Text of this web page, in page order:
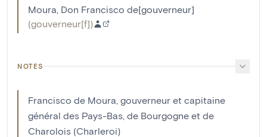
Moura, Don Francisco de[gouverneur]
(gouverneur[f])
NOTES
Francisco de Moura, gouverneur et capitaine
général des Pays-Bas, de Bourgogne et de
Charolois (Charleroi)